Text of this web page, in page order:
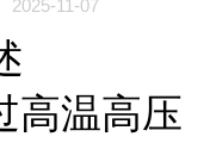
2025-11-07
高温高压